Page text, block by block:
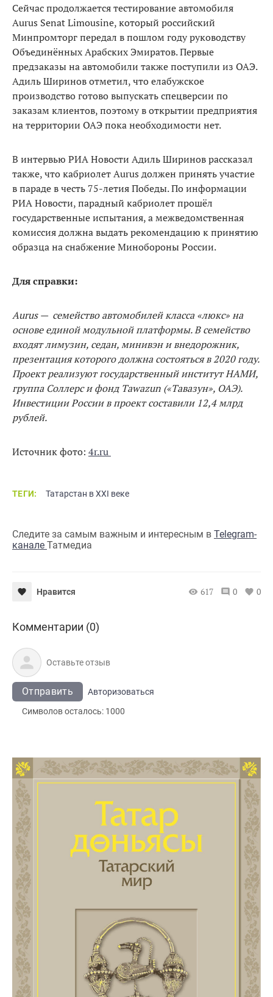
Сейчас продолжается тестирование автомобиля
Aurus Senat Limousine, который российский
Минпромторг передал в пошлом году руководству
Объединённых Арабских Эмиратов. Первые
предзаказы на автомобили также поступили из ОАЭ.
Адиль Ширинов отметил, что елабужское
производство готово выпускать спецверсии по
заказам клиентов, поэтому в открытии предприятия
на территории ОАЭ пока необходимости нет.
В интервью РИА Новости Адиль Ширинов рассказал
также, что кабриолет Aurus должен принять участие
в параде в честь 75-летия Победы. По информации
РИА Новости, парадный кабриолет прошёл
государственные испытания, а межведомственная
комиссия должна выдать рекомендацию к принятию
образца на снабжение Минобороны России.
Для справки:
Aurus — семейство автомобилей класса «люкс» на
основе единой модульной платформы. В семейство
входят лимузин, седан, минивэн и внедорожник,
презентация которого должна состояться в 2020 году.
Проект реализуют государственный институт НАМИ,
группа Соллерс и фонд Tawazun («Тавазун», ОАЭ).
Инвестиции России в проект составили 12,4 млрд
рублей.
Источник фото: 4r.ru
ТЕГИ: Татарстан в XXI веке
Следите за самым важным и интересным в Telegram-
канале Татмедиа
Нравится 617 0 0
Комментарии (0)
Отправить
Авторизоваться
Символов осталось: 1000